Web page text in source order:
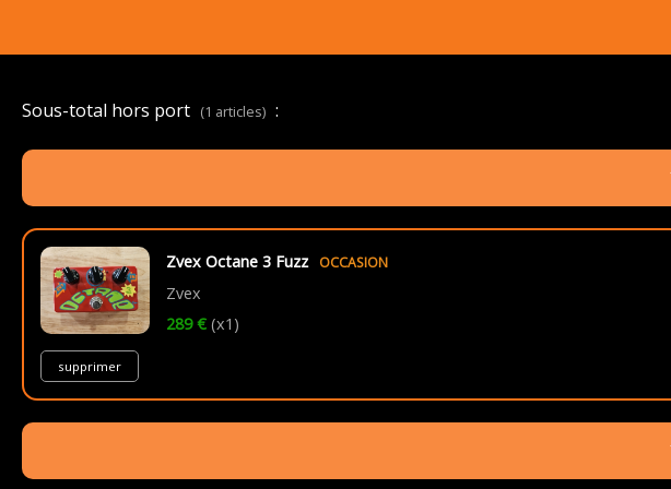
Sous-total hors port (1 articles) :
Zvex Octane 3 Fuzz OCCASION
Zvex
289 € (x1)
supprimer